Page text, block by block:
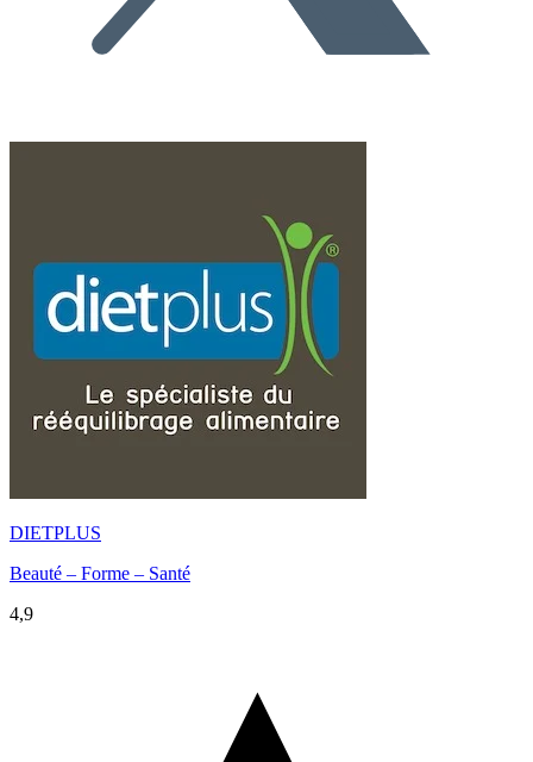
DIETPLUS
Beauté – Forme – Santé
4,9